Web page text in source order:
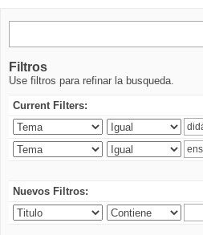
Filtros
Use filtros para refinar la busqueda.
Current Filters:
Nuevos Filtros: